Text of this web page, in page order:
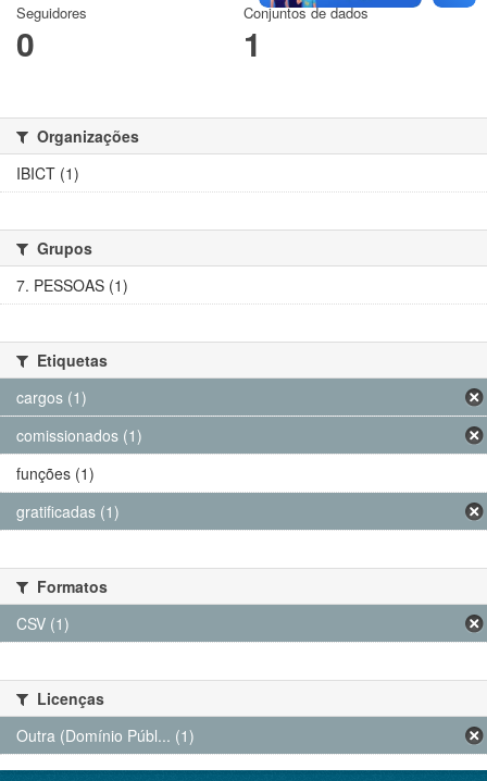
Seguidores
0
Conjuntos de dados
1
Organizações
IBICT (1)
Grupos
7. PESSOAS (1)
Etiquetas
cargos (1)
comissionados (1)
funções (1)
gratificadas (1)
Formatos
CSV (1)
Licenças
Outra (Domínio Públ... (1)